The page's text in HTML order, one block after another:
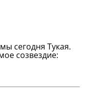
сегодня Тукая.
созвездие: